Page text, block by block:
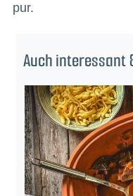
pur.
Auch interessant